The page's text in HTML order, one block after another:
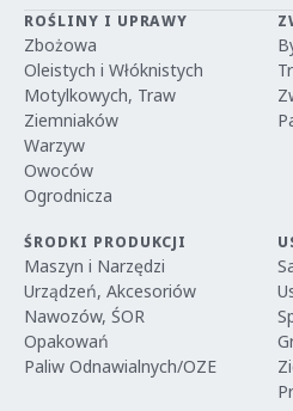
ROŚLINY I UPRAWY
Zbożowa
Oleistych i Włóknistych
Motylkowych, Traw
Ziemniaków
Warzyw
Owoców
Ogrodnicza
ŚRODKI PRODUKCJI
Maszyn i Narzędzi
Urządzeń, Akcesoriów
Nawozów, ŚOR
Opakowań
Paliw Odnawialnych/OZE